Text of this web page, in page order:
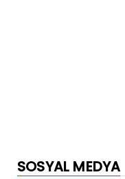
SOSYAL MEDYA